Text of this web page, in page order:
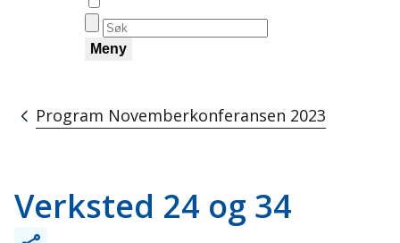
Meny
Navigasjonssti
Program Novemberkonferansen 2023
Verksted 24 og 34